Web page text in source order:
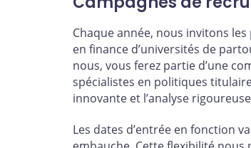
Chaque année, nous invitons
en finance d’universités de
nous, vous ferez partie d’une
spécialistes en politiques
innovante et l’analyse
Les dates d’entrée en fonction